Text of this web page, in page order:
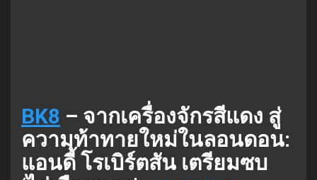
BK8 – จากเครื่องจักรสีแดง สู่
ความท้าทายใหม่ในลอนดอน:
แอนดี้ โรเบิร์ตสัน เตรียมซบ